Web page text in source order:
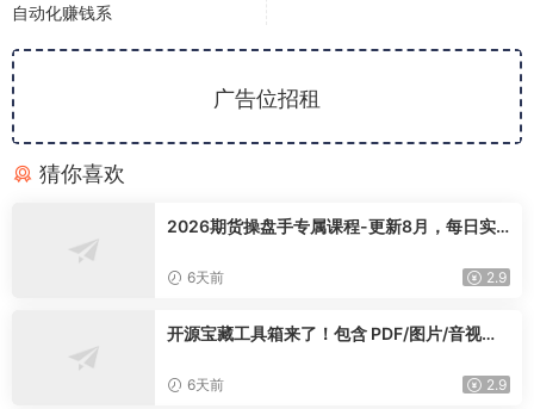
自动化赚钱系
广告位招租
猜你喜欢
2026期货操盘手专属课程-更新8月，每日实
6天前 2.9
开源宝藏工具箱来了！包含 PDF/图片/音视频/
knit-desktop
6天前 2.9